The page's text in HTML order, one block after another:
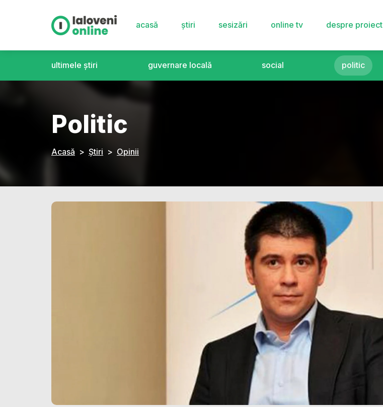
acasă știri sesizări online tv despre proiect
ultimele știri guvernare locală social politic
Politic
Acasă Știri Opinii